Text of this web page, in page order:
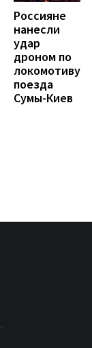
Россияне
нанесли
удар
дроном по
локомотиву
поезда
Сумы-Киев